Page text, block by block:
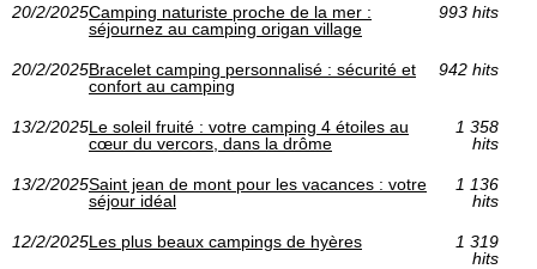
20/2/2025Camping naturiste proche de la mer :
séjournez au camping origan village
993 hits
20/2/2025Bracelet camping personnalisé : sécurité et
confort au camping
942 hits
13/2/2025Le soleil fruité : votre camping 4 étoiles au
cœur du vercors, dans la drôme
1 358
hits
13/2/2025Saint jean de mont pour les vacances : votre
séjour idéal
1 136
hits
12/2/2025Les plus beaux campings de hyères
1 319
hits